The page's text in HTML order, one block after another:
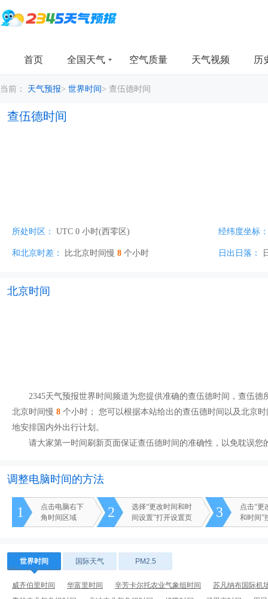
首页 全国天气 空气质量 天气视频 历
当前： 天气预报> 世界时间 > 查伍德时间
查伍德时间
所处时区： UTC 0 小时(西零区) 经纬度坐标：
和北京时差： 比北京时间慢 8 个小时 日出日落：
北京时间
2345天气预报世界时间频道为您提供准确的查伍德时间，查伍
北京时间慢 8 个小时； 您可以根据本站给出的查伍德时间以及北京
地安排国内外出行计划。
请大家第一时间刷新页面保证查伍德时间的准确性，以免耽误您
调整电脑时间的方法
1
点击电脑右下
角时间区域
2
选择“更改时间和时
间设置”打开设置页
3
点击“更
和时间”
世界时间 国际天气 PM2.5
威齐伯里时间 华富里时间 辛芳卡尔托农业气象组时间
苏凡纳布国际机